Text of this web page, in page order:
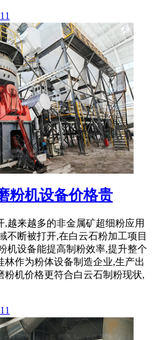
粉机设备价格贵
,越来越多的非金属矿超细粉应用
不断被打开,在白云石粉加工项目
机设备能提高制粉效率,提升整个
林作为粉体设备制造企业,生产出
粉机价格更符合白云石制粉现状,